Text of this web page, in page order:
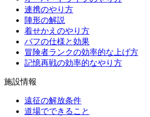
連携のやり方
陣形の解説
着せかえのやり方
バフの仕様と効果
冒険者ランクの効率的な上げ方
記憶再戦の効率的なやり方
施設情報
遠征の解放条件
道場でできること